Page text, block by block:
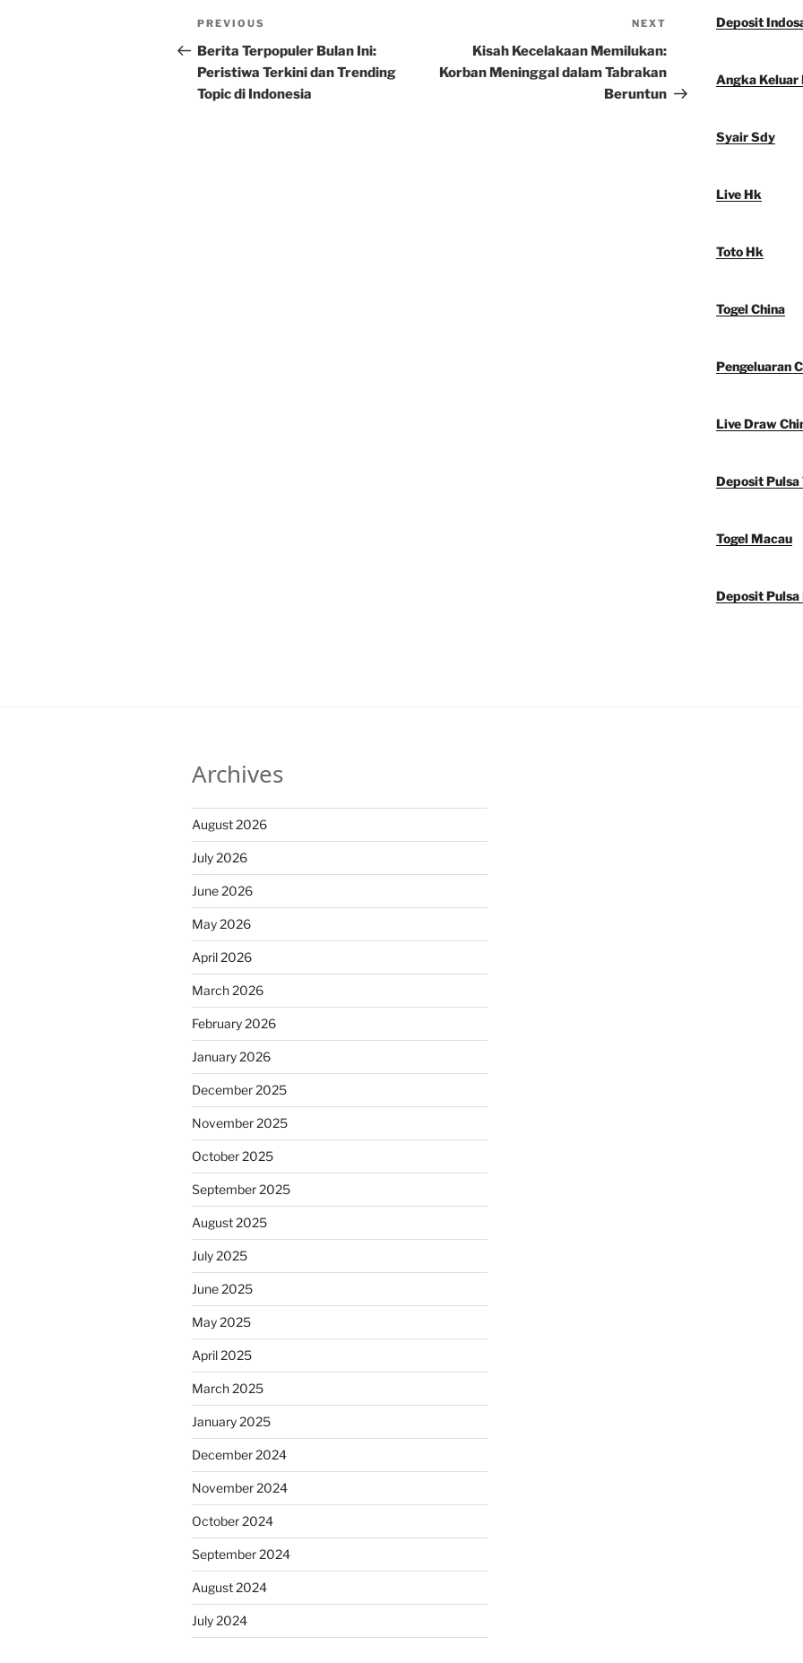
Post
navigation
Previous
Post
PREVIOUS
Berita Terpopuler Bulan Ini:
Peristiwa Terkini dan Trending
Topic di Indonesia
Post
NEXT
Kisah Kecelakaan Memilukan:
Korban Meninggal dalam Tabrakan
Beruntun
Deposit
Angka Keluar
Syair Sdy
Live Hk
Toto Hk
Togel China
Pengeluaran
Live Draw
Deposit Pulsa
Togel Macau
Deposit Pulsa
Archives
August 2026
July 2026
June 2026
May 2026
April 2026
March 2026
February 2026
January 2026
December 2025
November 2025
October 2025
September 2025
August 2025
July 2025
June 2025
May 2025
April 2025
March 2025
January 2025
December 2024
November 2024
October 2024
September 2024
August 2024
July 2024